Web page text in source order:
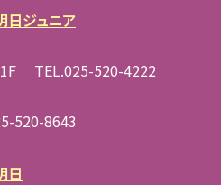
日ジュニア
1F TEL.025-520-4222
520-8643
日